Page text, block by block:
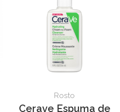
Rosto
Cerave Espuma de